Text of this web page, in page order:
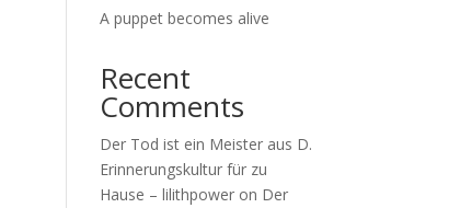
A puppet becomes alive
Recent
Comments
Der Tod ist ein Meister aus D.
Erinnerungskultur für zu
Hause – lilithpower on Der